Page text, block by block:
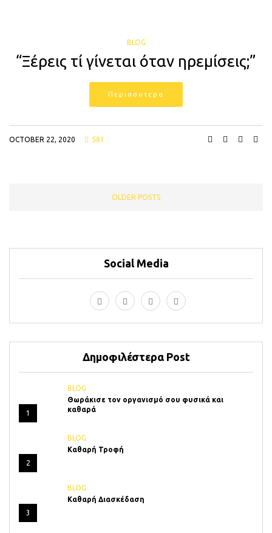
BLOG
“Ξέρεις τί γίνεται όταν ηρεμίσεις;”
Περισσοτερα
OCTOBER 22, 2020 581
OLDER POSTS
Social Media
Δημοφιλέστερα Post
1
BLOG
Θωράκισε τον οργανισμό σου φυσικά και
καθαρά
2
BLOG
Καθαρή Τροφή
3
BLOG
Καθαρή Διασκέδαση